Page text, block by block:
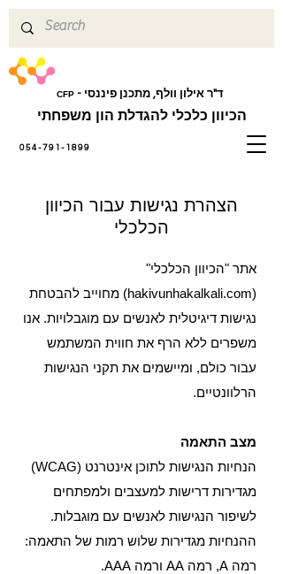
הכיוון כלכלי להגדלת הון משפחתי
054-791-1899
ד"ר אילון וולף, מתכנן פיננסי - CFP
הצהרת נגישות עבור הכיוון
הכלכלי
אתר "הכיוון הכלכלי"
(hakivunhakalkali.com) מחוייב להבטחת
נגישות דיגיטלית לאנשים עם מוגבלויות. אנו
משפרים ללא הרף את חווית המשתמש
עבור כולם, ומיישמים את תקני הנגישות
הרלוונטיים.
מצב התאמה
הנחיות הנגישות לתוכן אינטרנט (WCAG)
מגדירות דרישות למעצבים ולמפתחים
לשיפור הנגישות לאנשים עם מוגבלות.
ההנחיות מגדירות שלוש רמות של התאמה:
רמה A, רמה AA ורמה AAA.